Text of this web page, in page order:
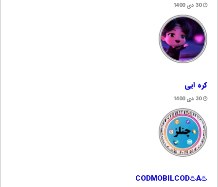
30 دی 1400
کره ایی
30 دی 1400
♨️CODMOBILCOD♨️A